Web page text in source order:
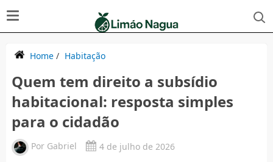
Home/ Habitação
Quem tem direito a subsídio
habitacional: resposta simples
para o cidadão
Por Gabriel 4 de julho de 2026